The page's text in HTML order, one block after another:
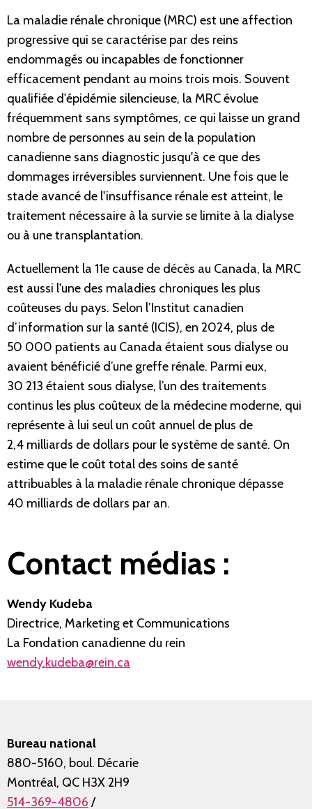
La maladie rénale chronique (MRC) est une affection
progressive qui se caractérise par des reins
endommagés ou incapables de fonctionner
efficacement pendant au moins trois mois. Souvent
qualifiée d'épidémie silencieuse, la MRC évolue
fréquemment sans symptômes, ce qui laisse un grand
nombre de personnes au sein de la population
canadienne sans diagnostic jusqu'à ce que des
dommages irréversibles surviennent. Une fois que le
stade avancé de l'insuffisance rénale est atteint, le
traitement nécessaire à la survie se limite à la dialyse
ou à une transplantation.
Actuellement la 11e cause de décès au Canada, la MRC
est aussi l'une des maladies chroniques les plus
coûteuses du pays. Selon l’Institut canadien
d’information sur la santé (ICIS), en 2024, plus de
50 000 patients au Canada étaient sous dialyse ou
avaient bénéficié d’une greffe rénale. Parmi eux,
30 213 étaient sous dialyse, l’un des traitements
continus les plus coûteux de la médecine moderne, qui
représente à lui seul un coût annuel de plus de
2,4 milliards de dollars pour le système de santé. On
estime que le coût total des soins de santé
attribuables à la maladie rénale chronique dépasse
40 milliards de dollars par an.
Contact médias :
Wendy Kudeba
Directrice, Marketing et Communications
La Fondation canadienne du rein
wendy.kudeba@rein.ca
Bureau national
880-5160, boul. Décarie
Montréal, QC H3X 2H9
514-369-4806 /